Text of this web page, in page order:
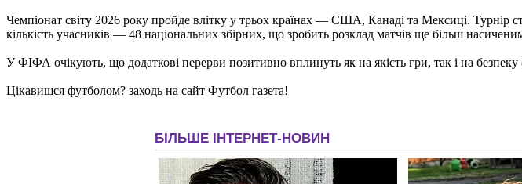
Чемпіонат світу 2026 року пройде влітку у трьох країнах — США, Канаді та Мексиці. Турнір
кількість учасників — 48 національних збірних, що зробить розклад матчів ще більш
У ФІФА очікують, що додаткові перерви позитивно вплинуть як на якість гри, так і на безпеку
Цікавишся футболом? заходь на сайт Футбол газета!